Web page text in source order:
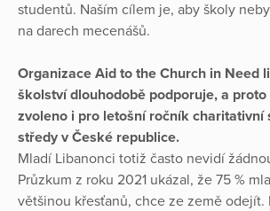
studentů. Naším cílem je, aby školy
na darech mecenášů.
Organizace Aid to the Church in Need
školství dlouhodobě podporuje, a
zvoleno i pro letošní ročník charitativní
středy v České republice.
Mladí Libanonci totiž často nevidí
Průzkum z roku 2021 ukázal, že 75 %
většinou křesťanů, chce ze země odejít.